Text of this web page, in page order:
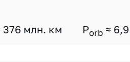
376 млн. км Porb ≈ 6,9